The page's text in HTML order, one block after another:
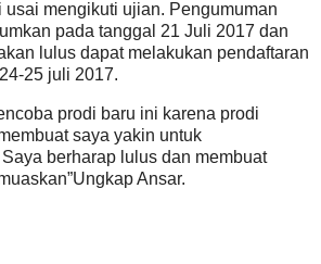
usai mengikuti ujian. Pengumuman
pada tanggal 21 Juli 2017 dan
lulus dapat melakukan pendaftaran
25 juli 2017.
prodi baru ini karena prodi
saya yakin untuk
berharap lulus dan membuat
Ansar.